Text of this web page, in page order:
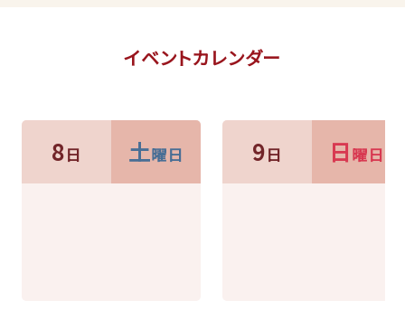
イベントカレンダー
8日 土曜日 9日 日 曜日